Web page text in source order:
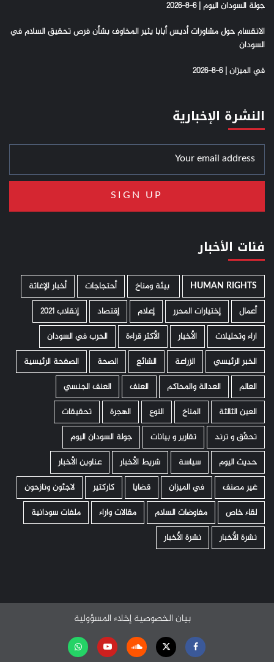
جولة السودان اليوم | 6-8-2026
الانقسام حول مشاورات أديس أبابا يثير المخاوف بشأن فرص تحقيق السلام في
السودان
في الميزان | 6-8-2026
النشرة الإخبارية
فئات الأخبار
HUMAN RIGHTS ­ بيئة ومناخ أحتجاجات
أخبار الإغاثة
أعمال
إختيارات المحرر إعلام إقتصاد
إنقلاب 2021
اراء وتحليلات
الأخبار الأكثر قراءة
الحرب في السودان
الخبر الرئيسي
الزراعة الشائع الصحة
الصفحة الرئيسية
العالم
العدالة والمحاكم العنف
العنف الجنسي
العين الثالثة
المناخ النوع الهجرة
تحقيقات
تحقّق و ترند
تقارير و بيانات
جولة السودان اليوم
حديث اليوم
سياسة شريط الأخبار
عناوين الأخبار
غير مصنف
في الميزان قضايا كاركتير
لاجئون ونازحون
لقاء خاص
مفاوضات السلام مقالات واراء
ملفات سودانية
نشرة الأخبار
نشرة الأخبار
بيان الخصوصية إخلاء المسؤولية
Facebook
Twitter
Soundcloud
Youtubeتابعنا